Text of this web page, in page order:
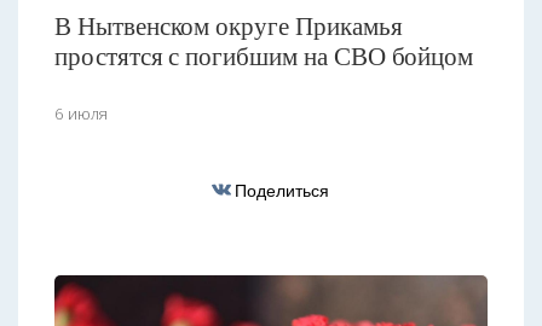
В Нытвенском округе Прикамья
простятся с погибшим на СВО бойцом
6 июля
Поделиться